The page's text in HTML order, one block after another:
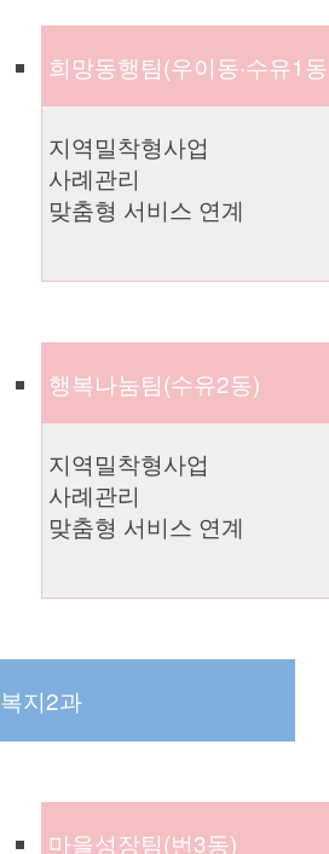
희망동행팀(우이동·수유1
지역밀착형사업
사례관리
맞춤형 서비스 연계
행복나눔팀(수유2동)
지역밀착형사업
사례관리
맞춤형 서비스 연계
복지2과
마을성장팀(번3동)